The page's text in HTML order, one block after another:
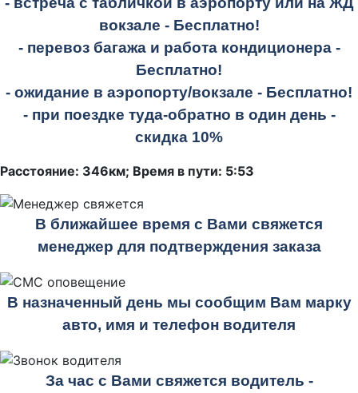
вокзале - Бесплатно!
- перевоз багажа и работа кондиционера -
Бесплатно!
- ожидание в аэропорту/вокзале - Бесплатно!
- при поездке туда-обратно в один день -
скидка 10%
Расстояние: 346км; Время в пути: 5:53
В ближайшее время с Вами свяжется
менеджер для подтверждения заказа
В назначенный день мы сообщим Вам марку
авто, имя и телефон водителя
За час с Вами свяжется водитель -